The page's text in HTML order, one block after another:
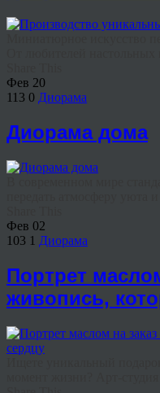
Фев 20
113 0 Диорама
Диорама дома
Фев 02
103 1 Диорама
Портрет
живопись,